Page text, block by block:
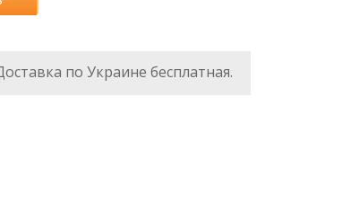
по Украине бесплатная.